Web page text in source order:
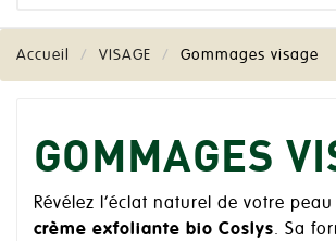
Accueil VISAGE Gommages visage
GOMMAGES
Révélez l’éclat naturel de votre
crème exfoliante bio Coslys. Sa